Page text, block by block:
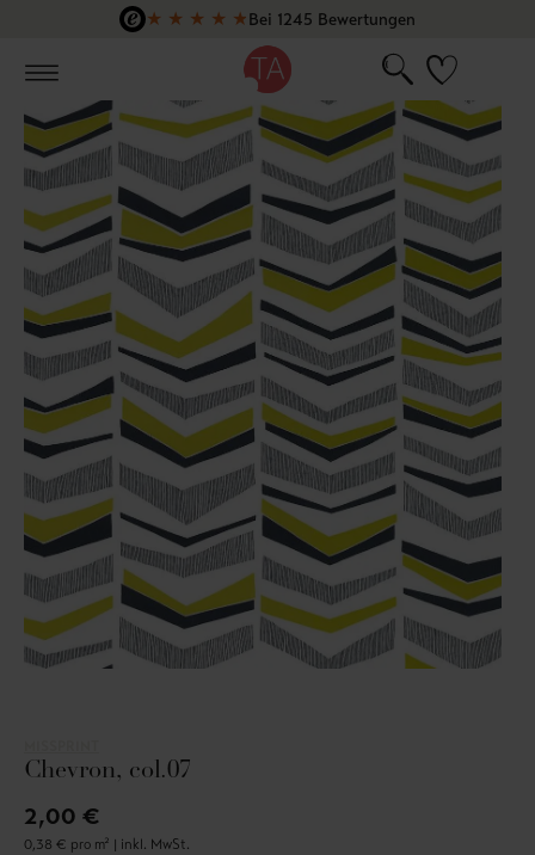
Zum Hauptinhalt springen
★ ★ ★ ★ ★Bei 1245 Bewertungen
Chevron, col.07
2,00 €
0,38 € pro m² | inkl. MwSt.